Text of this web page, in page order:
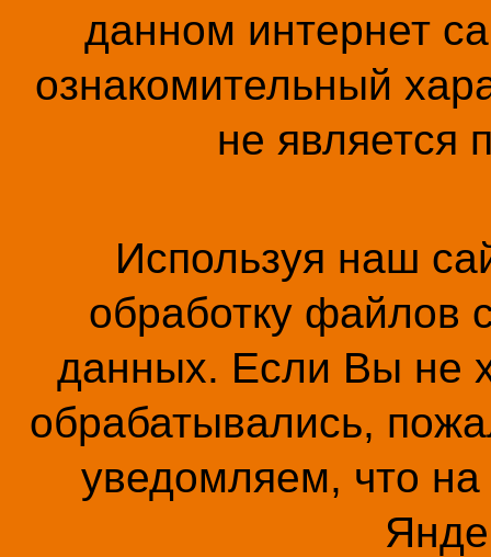
данном интернет
ознакомительный
не является
Используя наш
обработку файлов
данных. Если Вы не
обрабатывались,
уведомляем, что на